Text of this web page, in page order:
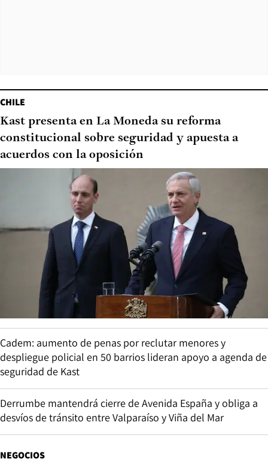
CHILE
Kast presenta en La Moneda su reforma
constitucional sobre seguridad y apuesta a
acuerdos con la oposición
Cadem: aumento de penas por reclutar menores y
despliegue policial en 50 barrios lideran apoyo a agenda de
seguridad de Kast
Derrumbe mantendrá cierre de Avenida España y obliga a
desvíos de tránsito entre Valparaíso y Viña del Mar
NEGOCIOS